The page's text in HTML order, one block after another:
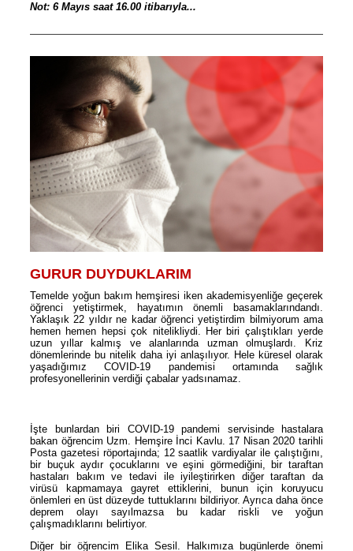
Not: 6 Mayıs saat 16.00 itibarıyla...
GURUR DUYDUKLARIM
Temelde yoğun bakım hemşiresi iken akademisyenliğe geçerek
öğrenci yetiştirmek, hayatımın önemli basamaklarındandı.
Yaklaşık 22 yıldır ne kadar öğrenci yetiştirdim bilmiyorum ama
hemen hemen hepsi çok nitelikliydi. Her biri çalıştıkları yerde
uzun yıllar kalmış ve alanlarında uzman olmuşlardı. Kriz
dönemlerinde bu nitelik daha iyi anlaşılıyor. Hele küresel olarak
yaşadığımız COVID-19 pandemisi ortamında sağlık
profesyonellerinin verdiği çabalar yadsınamaz.
İşte bunlardan biri COVID-19 pandemi servisinde hastalara
bakan öğrencim Uzm. Hemşire İnci Kavlu. 17 Nisan 2020 tarihli
Posta gazetesi röportajında; 12 saatlik vardiyalar ile çalıştığını,
bir buçuk aydır çocuklarını ve eşini görmediğini, bir taraftan
hastaları bakım ve tedavi ile iyileştirirken diğer taraftan da
virüsü kapmamaya gayret ettiklerini, bunun için koruyucu
önlemleri en üst düzeyde tuttuklarını bildiriyor. Ayrıca daha önce
deprem olayı sayılmazsa bu kadar riskli ve yoğun
çalışmadıklarını belirtiyor.
Diğer bir öğrencim Elika Sesil. Halkımıza bugünlerde önemi